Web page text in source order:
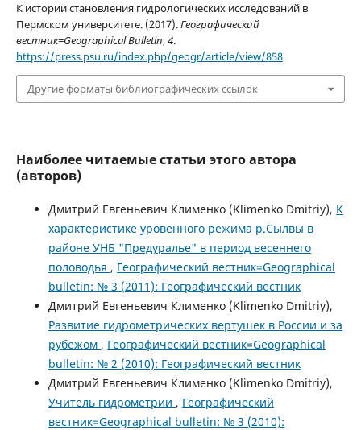
К истории становления гидрологических исследований в
Пермском университете. (2017).Географический
вестник=Geographical Bulletin,4.
https://press.psu.ru/index.php/geogr/article/view/858
Другие форматы библиографических ссылок
Наиболее читаемые статьи этого автора
(авторов)
Дмитрий Евгеньевич Клименко (Klimenko Dmitriy), К
характеристике уровенного режима р.Сылвы в
районе УНБ "Предуралье" в период весеннего
половодья , Географический вестник=Geographical
bulletin: № 3 (2011): Географический вестник
Дмитрий Евгеньевич Клименко (Klimenko Dmitriy),
Развитие гидрометрических вертушек в России и за
рубежом , Географический вестник=Geographical
bulletin: № 2 (2010): Географический вестник
Дмитрий Евгеньевич Клименко (Klimenko Dmitriy),
Учитель гидрометрии , Географический
вестник=Geographical bulletin: № 3 (2010):